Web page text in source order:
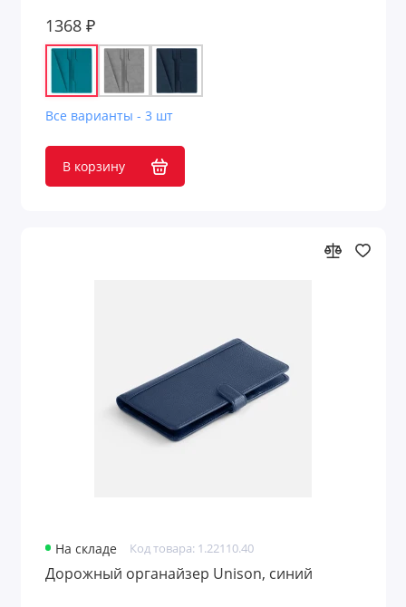
1368 ₽
Все варианты - 3 шт
В корзину
На складе Код товара: 1.22110.40
Дорожный органайзер Unison, синий